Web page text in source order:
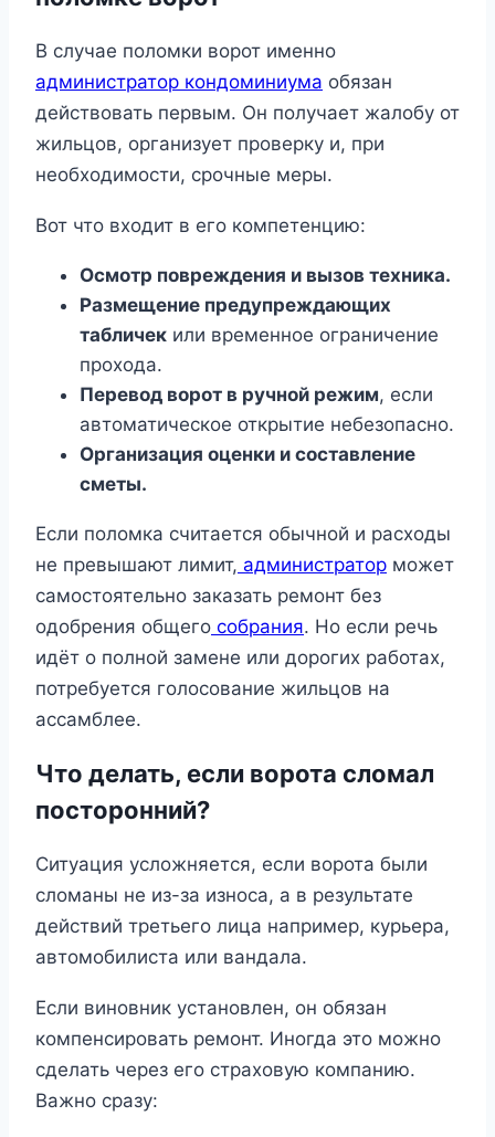
В случае поломки ворот именно
администратор кондоминиума обязан
действовать первым. Он получает жалобу от
жильцов, организует проверку и, при
необходимости, срочные меры.
Вот что входит в его компетенцию:
Осмотр повреждения и вызов техника.
Размещение предупреждающих
табличек или временное ограничение
прохода.
Перевод ворот в ручной режим, если
автоматическое открытие небезопасно.
Организация оценки и составление
сметы.
Если поломка считается обычной и расходы
не превышают лимит, администратор может
самостоятельно заказать ремонт без
одобрения общего собрания. Но если речь
идёт о полной замене или дорогих работах,
потребуется голосование жильцов на
ассамблее.
Что делать, если ворота сломал
посторонний?
Ситуация усложняется, если ворота были
сломаны не из-за износа, а в результате
действий третьего лица например, курьера,
автомобилиста или вандала.
Если виновник установлен, он обязан
компенсировать ремонт. Иногда это можно
сделать через его страховую компанию.
Важно сразу: